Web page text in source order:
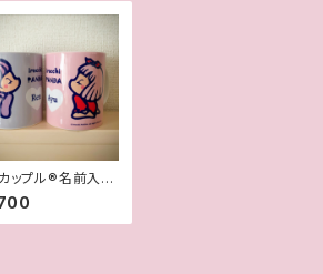
ップル®︎名前入り
書付き世界に一つ
ナルペアマグカッ